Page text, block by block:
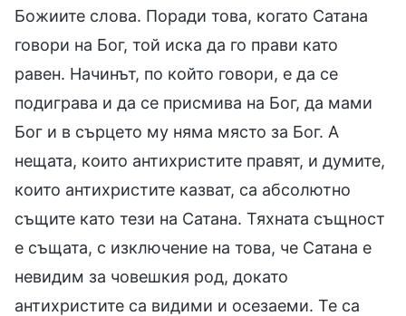
Божиите слова. Поради това, когато Сатана
говори на Бог, той иска да го прави като
равен. Начинът, по който говори, е да се
подиграва и да се присмива на Бог, да мами
Бог и в сърцето му няма място за Бог. А
нещата, които антихристите правят, и думите,
които антихристите казват, са абсолютно
същите като тези на Сатана. Тяхната същност
е същата, с изключение на това, че Сатана е
невидим за човешкия род, докато
антихристите са видими и осезаеми. Те са